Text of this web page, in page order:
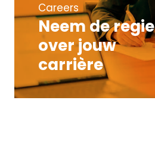
Careers
Neem de regie
over jouw
carrière